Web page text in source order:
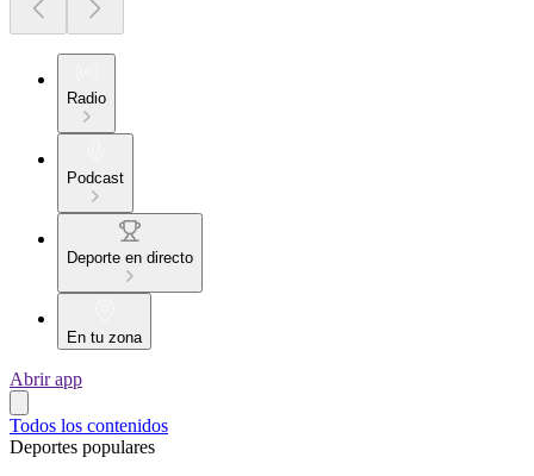
Radio
Podcast
Deporte en directo
En tu zona
Abrir app
Todos los contenidos
Deportes populares